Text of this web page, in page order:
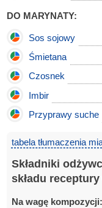
DO MARYNATY:
Sos sojowy
Śmietana
Czosnek
Imbir
Przyprawy suche
tabela tłumaczenia
Składniki
składu receptury
Na wagę kompozycji: